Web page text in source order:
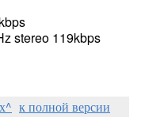
stereo 119kbps
к полной версии